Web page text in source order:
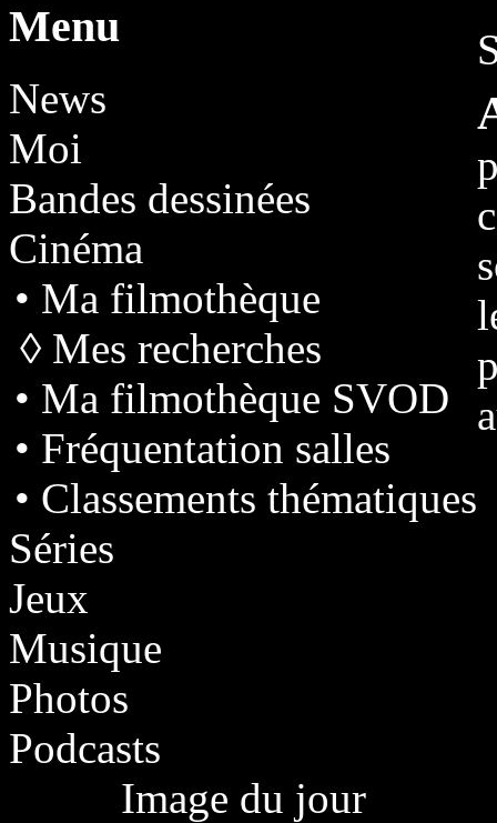
Menu
News
Moi
Bandes dessinées
Cinéma
• Ma filmothèque
◊ Mes recherches
• Ma filmothèque SVOD
• Fréquentation salles
• Classements thématiques
Séries
Jeux
Musique
Photos
Podcasts
Image du jour